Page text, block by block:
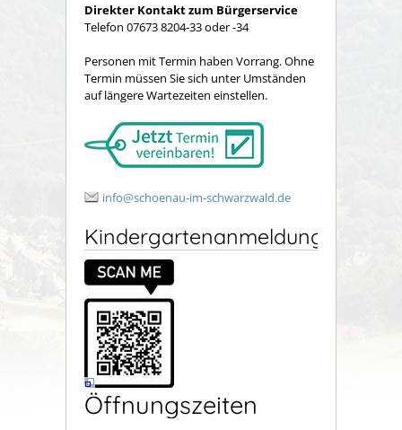
Direkter Kontakt zum Bürgerservice
Telefon 07673 8204-33 oder -34
Personen mit Termin haben Vorrang. Ohne
Termin müssen Sie sich unter Umständen
auf längere Wartezeiten einstellen.
info@schoenau-im-schwarzwald.de
Kindergartenanmeldung
Öffnungszeiten